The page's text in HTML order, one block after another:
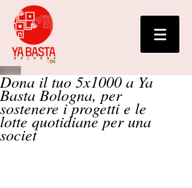
Dona il tuo 5x1000 a Ya
Basta Bologna, per
sostenere i progetti e le
lotte quotidiane per una
societ